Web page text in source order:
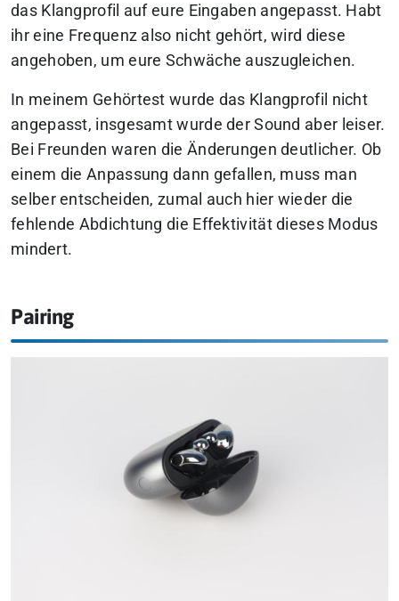
das Klangprofil auf eure Eingaben angepasst. Habt
ihr eine Frequenz also nicht gehört, wird diese
angehoben, um eure Schwäche auszugleichen.
In meinem Gehörtest wurde das Klangprofil nicht
angepasst, insgesamt wurde der Sound aber leiser.
Bei Freunden waren die Änderungen deutlicher. Ob
einem die Anpassung dann gefallen, muss man
selber entscheiden, zumal auch hier wieder die
fehlende Abdichtung die Effektivität dieses Modus
mindert.
Pairing